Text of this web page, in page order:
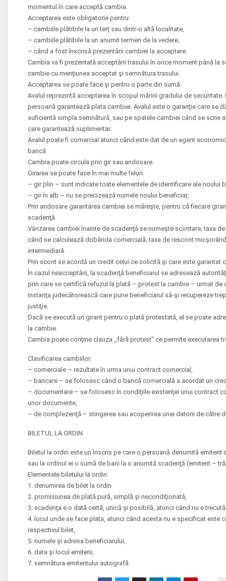
momentul în care acceptă cambia.
Acceptarea este obligatorie pentru:
– cambiile plătibile la un terţ sau dintr-o altă localitate,
– cambiile plătibile la un anumit termen de la vedere,
– când a fost înscrisă prezentării cambiei la acceptare.
Cambia va fi prezentată acceptării trasului în orice moment până la
cambie cu menţiunea acceptat şi semnătura trasului.
Acceptarea se poate face şi pentru o parte din sumă.
Avalul reprezintă acceptarea în scopul măririi gradului de securitate.
persoană garantează plata cambiei. Avalul este o garanţie care se
suficientă simpla semnătură, sau pe spatele cambiei când se scrie
care garantează suplimentar.
Avalul poate fi comercial atunci când este dat de un agent
bancă.
Cambia poate circula prin gir sau andosare.
Girarea se poate face în mai multe feluri:
– gir plin – sunt indicate toate elementele de identificare ale noului
– gir în alb – nu se precizează numele noului beneficiar,
Prin andosare garantarea cambiei se măreşte, pentru că fiecare
scadenţă.
Vânzarea cambiei înainte de scadenţă se numeşte scontare; taxa
când se calculează dobânda comercială; taxa de rescont
intermediară.
Prin scont se acordă un credit celui ce solicită şi care este garantat
În cazul neacceptării, la scadenţă beneficiarul se adresează
prin care se certifică refuzul la plată – protest la cambie – urmat de
instanţa judecătorească care pune beneficiarul să-şi recupereze
justiţie.
Dacă se execută un girant pentru o plată protestată, el se poate
la cambie.
Cambia poate conţine clauza ,,fără protest’’ ce permite executarea
Clasificarea cambiilor:
– comerciale – rezultate în urma unui contract comercial,
– bancare – se folosesc când o bancă comercială a acordat un
– documentare – se folosesc în condiţiile existenţei unui contract
unor documente,
– de complezenţă – stingerea sau acoperirea unei datorii de către
BILETUL LA ORDIN
Biletul la ordin este un înscris pe care o persoană denumită
sau la ordinul ei o sumă de bani la o anumită scadenţă (emitent –
Elementele biletului la ordin:
1. denumirea de bilet la ordin
2. promisiunea de plată pură, simplă şi necondiţionată,
3. scadenţa e o dată certă, unică şi posibilă, atunci când nu e
4. locul unde se face plata, atunci când acesta nu e specificat este
respectivul bilet,
5. numele şi adresa beneficiarului,
6. data şi locul emiterii,
7. semnătura emitentului autografă.